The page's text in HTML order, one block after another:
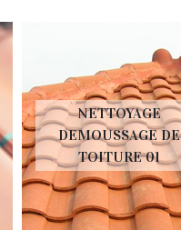
NETTOYAGE
DEMOUSSAGE DE
TOITURE 01